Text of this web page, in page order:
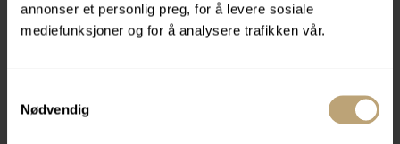
annonser et personlig preg, for å levere sosiale
mediefunksjoner og for å analysere trafikken vår.
Nødvendig
Navn
E-post